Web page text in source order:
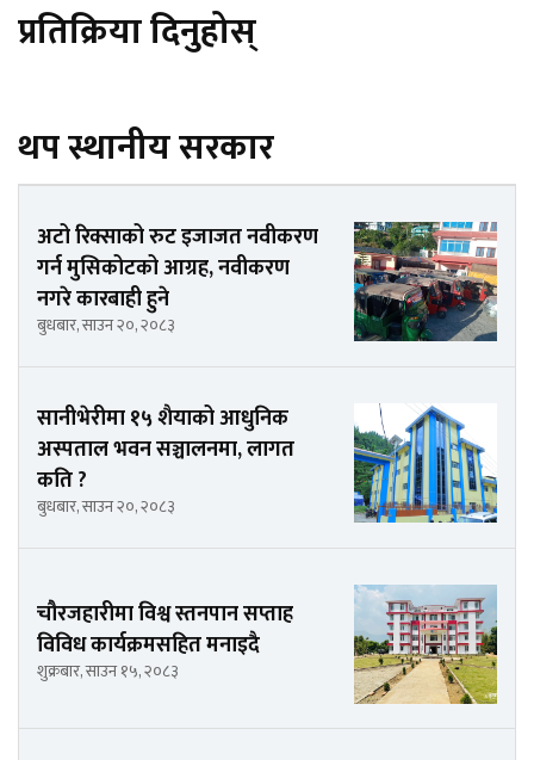
प्रतिक्रिया दिनुहोस्
थप स्थानीय सरकार
अटो रिक्साको रुट इजाजत नवीकरण
गर्न मुसिकोटको आग्रह, नवीकरण
नगरे कारबाही हुने
बुधबार, साउन २०, २०८३
सानीभेरीमा १५ शैयाको आधुनिक
अस्पताल भवन सञ्चालनमा, लागत
कति ?
बुधबार, साउन २०, २०८३
चौरजहारीमा विश्व स्तनपान सप्ताह
विविध कार्यक्रमसहित मनाइदै
शुक्रबार, साउन १५, २०८३